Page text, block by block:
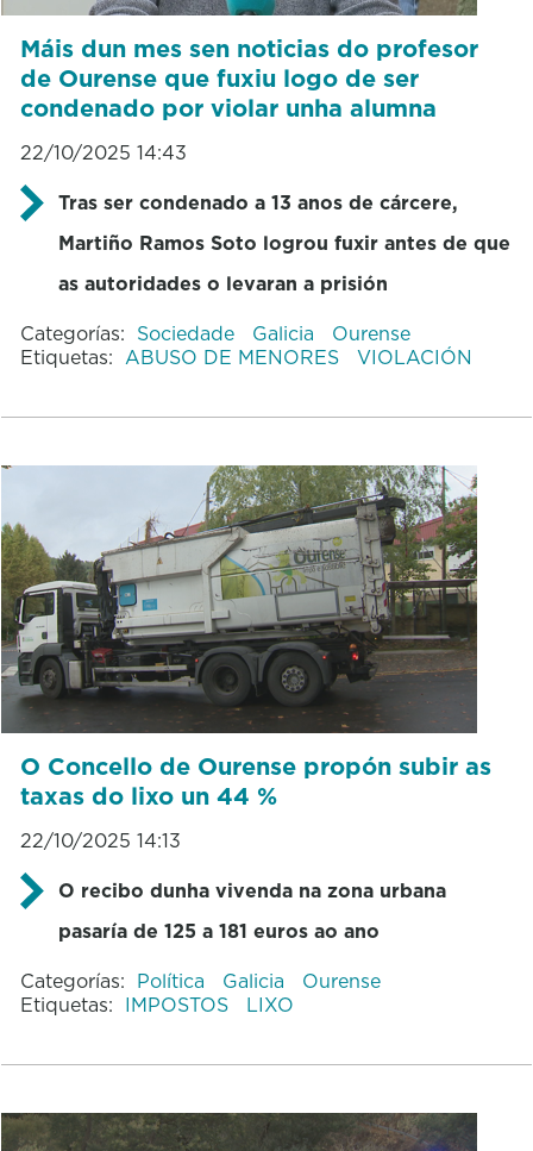
Máis dun mes sen noticias do profesor
de Ourense que fuxiu logo de ser
condenado por violar unha alumna
22/10/2025 14:43
Tras ser condenado a 13 anos de cárcere,
Martiño Ramos Soto logrou fuxir antes de que
as autoridades o levaran a prisión
Categorías: Sociedade Galicia
Ourense
Etiquetas: ABUSO DE MENORES VIOLACIÓN
O Concello de Ourense propón subir as
taxas do lixo un 44 %
22/10/2025 14:13
O recibo dunha vivenda na zona urbana
pasaría de 125 a 181 euros ao ano
Categorías: Política Galicia
Ourense
Etiquetas: IMPOSTOS LIXO